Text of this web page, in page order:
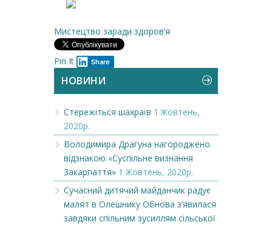
Мистецтво заради здоров’я
Pin It Share
НОВИНИ
Стережіться шахраїв 1 Жовтень,
2020р.
Володимира Драгуна нагороджено
відзнакою «Суспільне визнання
Закарпаття» 1 Жовтень, 2020р.
Сучасний дитячий майданчик радує
малят в Олешнику Обнова з’явилася
завдяки спільним зусиллям сільської